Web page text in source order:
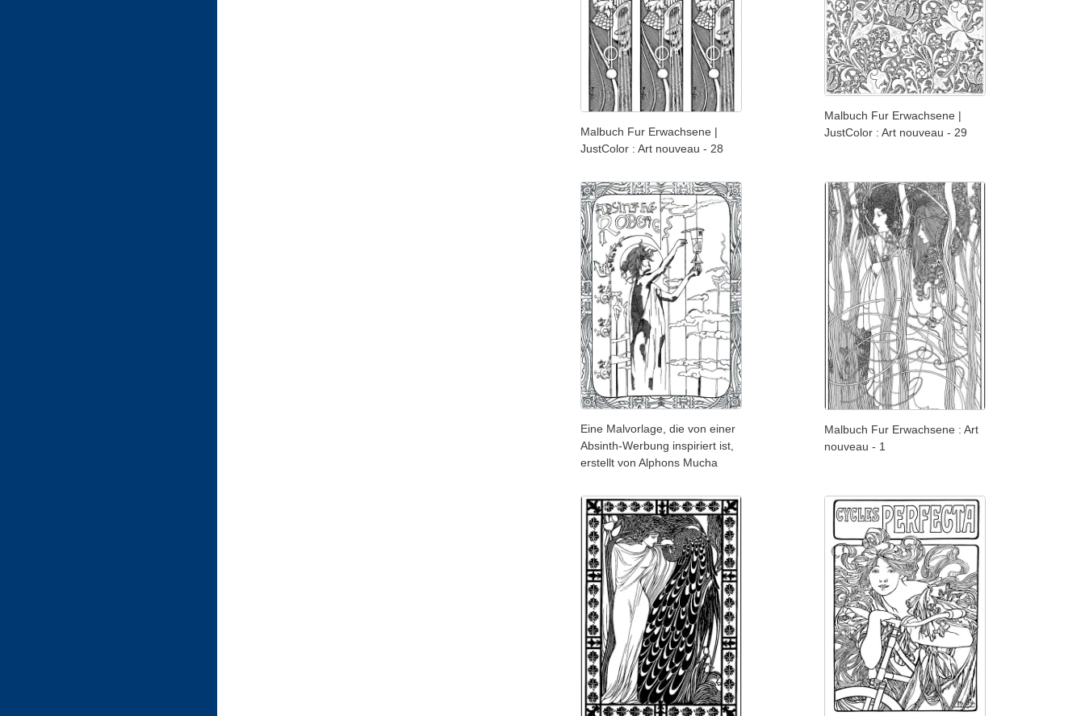
Malbuch Fur Erwachsene |
JustColor : Art nouveau - 28
Malbuch Fur Erwachsene |
JustColor : Art nouveau - 29
Eine Malvorlage, die von einer
Absinth-Werbung inspiriert ist,
erstellt von Alphons Mucha
Malbuch Fur Erwachsene : Art
nouveau - 1